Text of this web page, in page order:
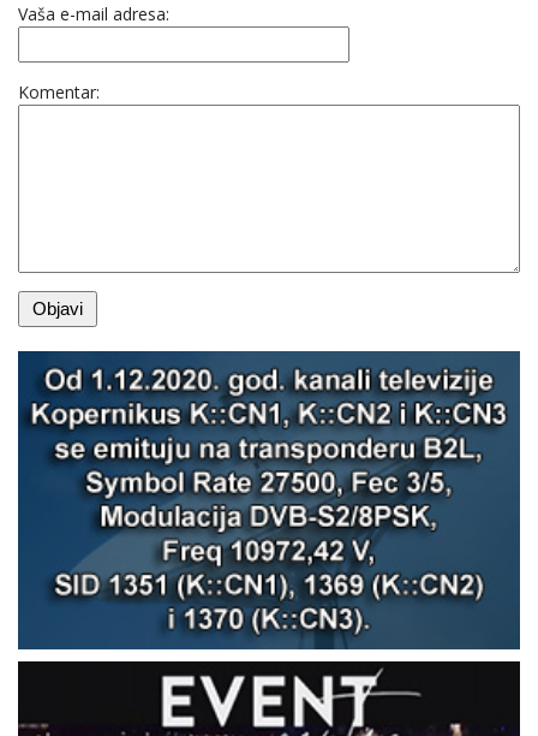
Vaša e-mail adresa:
Komentar: